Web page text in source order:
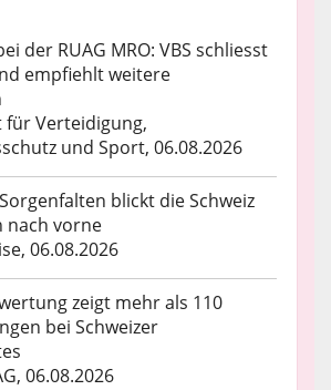
der RUAG MRO: VBS schliesst
empfiehlt weitere
Verteidigung,
und Sport, 06.08.2026
blickt die Schweiz
nach vorne
06.08.2026
zeigt mehr als 110
bei Schweizer
06.08.2026